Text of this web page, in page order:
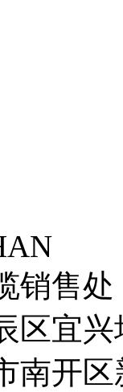
销售处
区宜
南开区